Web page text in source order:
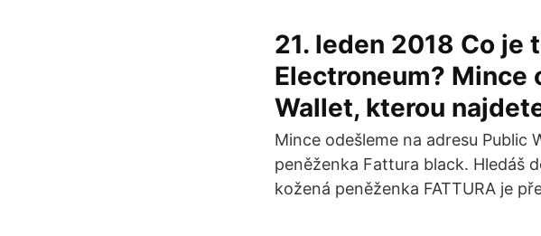
21. leden 2018 Co je
Electroneum? Mince
Wallet, kterou
Mince odešleme na adresu Public
peněženka Fattura black. Hledáš
kožená peněženka FATTURA je